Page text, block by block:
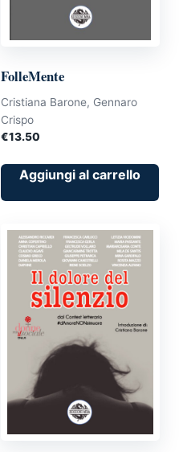
FolleMente
Cristiana Barone, Gennaro
Crispo
€13.50
Aggiungi al carrello